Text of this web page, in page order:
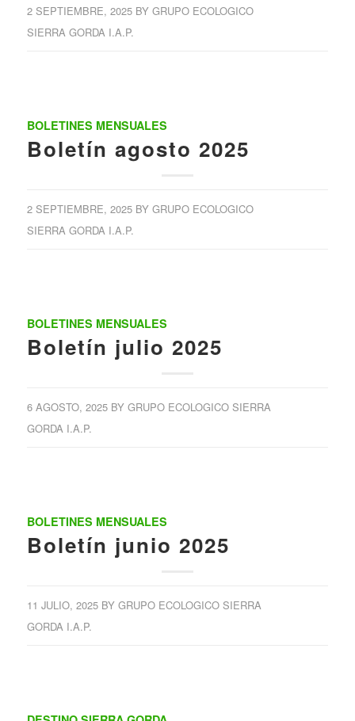
2 SEPTIEMBRE, 2025 BY GRUPO ECOLOGICO
SIERRA GORDA I.A.P.
BOLETINES MENSUALES
Boletín agosto 2025
2 SEPTIEMBRE, 2025 BY GRUPO ECOLOGICO
SIERRA GORDA I.A.P.
BOLETINES MENSUALES
Boletín julio 2025
6 AGOSTO, 2025 BY GRUPO ECOLOGICO SIERRA
GORDA I.A.P.
BOLETINES MENSUALES
Boletín junio 2025
11 JULIO, 2025 BY GRUPO ECOLOGICO SIERRA
GORDA I.A.P.